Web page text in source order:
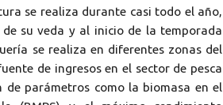
se realiza durante casi todo el año,
de su veda y al inicio de la temporada
se realiza en diferentes zonas del
de ingresos en el sector de pesca
parámetros como la biomasa en el